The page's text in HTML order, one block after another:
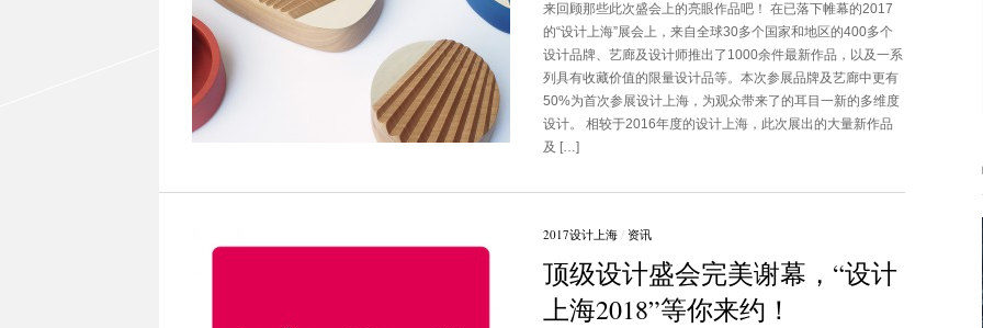
来回顾那些此次盛会上的亮眼作品吧！ 在已落下帷幕的2017
的“设计上海”展会上，来自全球30多个国家和地区的400多个
设计品牌、艺廊及设计师推出了1000余件最新作品，以及一系
列具有收藏价值的限量设计品等。本次参展品牌及艺廊中更有
50%为首次参展设计上海，为观众带来了的耳目一新的多维度
设计。 相较于2016年度的设计上海，此次展出的大量新作品
及 […]
2017设计上海/ 资讯
顶级设计盛会完美谢幕，“设计
上海2018”等你来约！